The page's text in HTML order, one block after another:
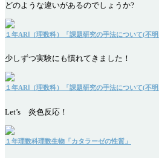
どのような違いがあるのでしょうか?
１年ARⅠ（理数科）「課題研究の手法について(不
少しずつ実験にも慣れてきました！
１年ARⅠ（理数科）「課題研究の手法について(不
Let’s 炎色反応！
１年理数科理数生物「カタラーゼの性質」